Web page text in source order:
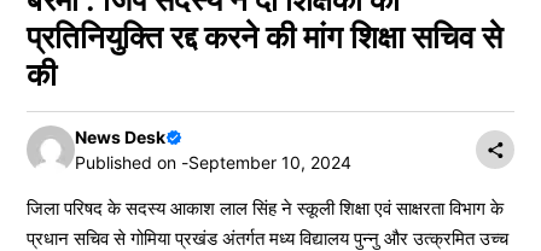
प्रतिनियुक्ति रद्द करने की मांग शिक्षा सचिव से
की
News Desk
Published on -September 10, 2024
जिला परिषद के सदस्य आकाश लाल सिंह ने स्कूली शिक्षा एवं साक्षरता विभाग के
प्रधान सचिव से गोमिया प्रखंड अंतर्गत मध्य विद्यालय पुन्नु और उत्क्रमित उच्च